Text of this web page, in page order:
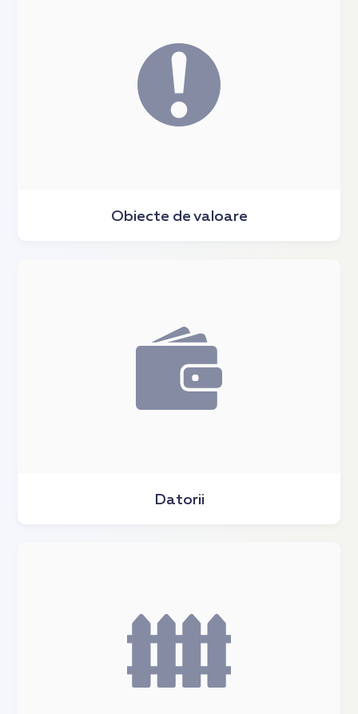
Obiecte de valoare
Datorii